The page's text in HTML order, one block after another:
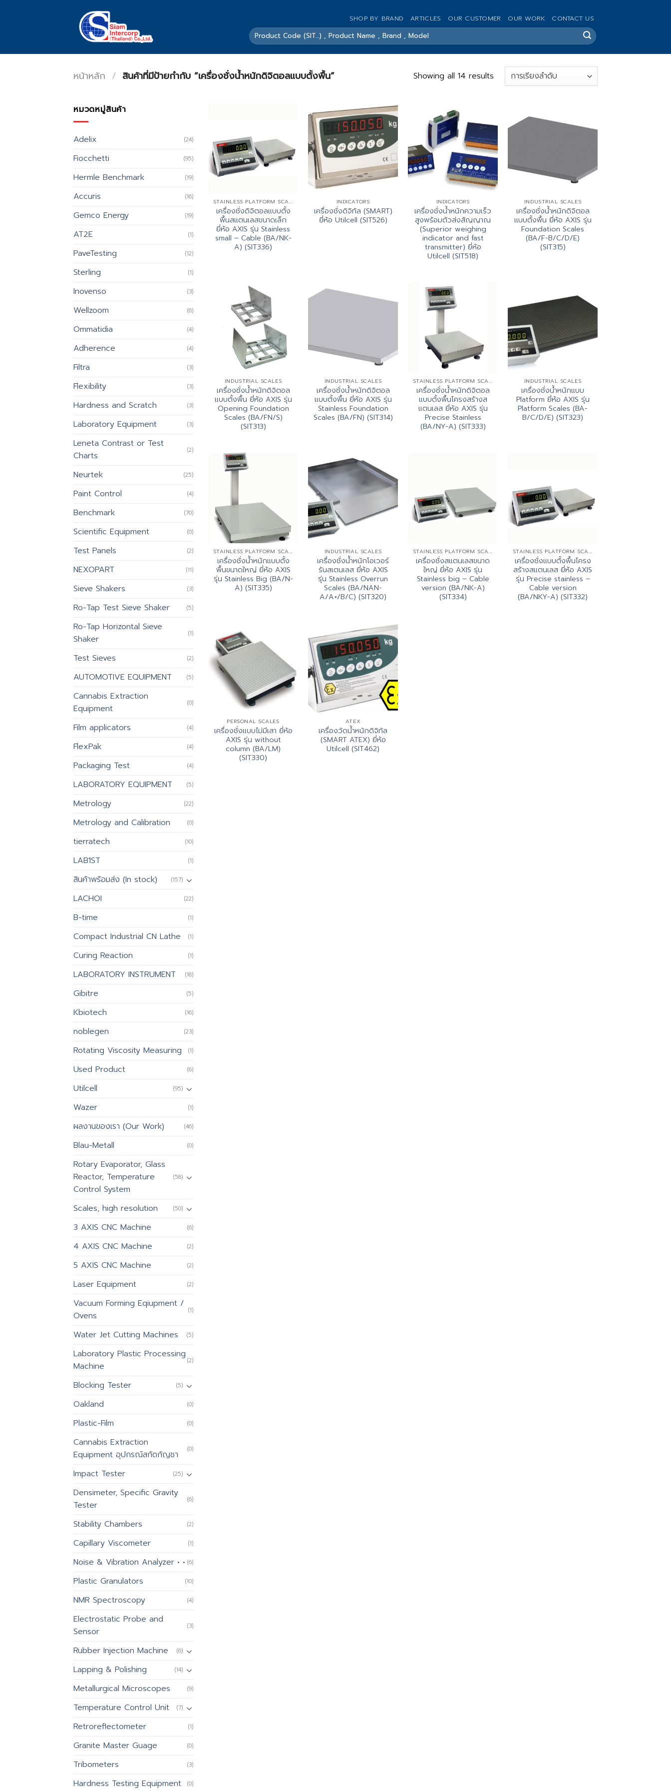
SHOP BY BRAND ARTICLES OUR CUSTOMER OUR WORK CONTACT US
ค้นหา:
หน้าหลัก / สินค้าที่มีป้ายกำกับ “เครื่องชั่งน้ำหนักดิจิตอลแบบตั้งพื้น” Showing all 14 results
หมวดหมู่สินค้า
Adelix (24)
Fiocchetti (95)
Hermle Benchmark (19)
Accuris (16)
Gemco Energy (19)
AT2E (1)
PaveTesting (12)
Sterling (1)
Inovenso (3)
Wellzoom (6)
Ommatidia (4)
Adherence (4)
Filtra (3)
Flexibility (3)
Hardness and Scratch (3)
Laboratory Equipment (3)
Leneta Contrast or Test
Charts
(2)
Neurtek (25)
Paint Control (4)
Benchmark (70)
Scientific Equipment (0)
Test Panels (2)
NEXOPART (11)
Sieve Shakers (3)
Ro-Tap Test Sieve Shaker (5)
Ro-Tap Horizontal Sieve
Shaker
(1)
Test Sieves (2)
AUTOMOTIVE EQUIPMENT (5)
Cannabis Extraction
Equipment
(0)
Film applicators (4)
FlexPak (4)
Packaging Test (4)
LABORATORY EQUIPMENT (5)
Metrology (22)
Metrology and Calibration (0)
tierratech (10)
LAB1ST (1)
สินค้าพร้อมส่ง (In stock) (157)
LACHOI (22)
B-time (1)
Compact Industrial CN Lathe (1)
Curing Reaction (1)
LABORATORY INSTRUMENT (18)
Gibitre (5)
Kbiotech (16)
noblegen (23)
Rotating Viscosity Measuring (1)
Used Product (6)
Utilcell (95)
Wazer (1)
ผลงานของเรา (Our Work) (46)
Blau-Metall (0)
Rotary Evaporator, Glass
Reactor, Temperature
Control System
(58)
Scales, high resolution (50)
3 AXIS CNC Machine (6)
4 AXIS CNC Machine (2)
5 AXIS CNC Machine (2)
Laser Equipment (2)
Vacuum Forming Eqiupment /
Ovens
(1)
Water Jet Cutting Machines (5)
Laboratory Plastic Processing
Machine
(2)
Blocking Tester (5)
Oakland (0)
Plastic-Film (0)
Cannabis Extraction
Equipment อุปกรณ์สกัดกัญชา
(0)
Impact Tester (25)
Densimeter, Specific Gravity
Tester
(6)
Stability Chambers (2)
Capillary Viscometer (1)
Noise & Vibration Analyzer • • (6)
Plastic Granulators (10)
NMR Spectroscopy (4)
Electrostatic Probe and
Sensor
(3)
Rubber Injection Machine (6)
Lapping & Polishing (14)
Metallurgical Microscopes (9)
Temperature Control Unit (7)
Retroreflectometer (1)
Granite Master Guage (0)
Tribometers (3)
Hardness Testing Equipment (0)
STAINLESS PLATFORM SCALES
เครื่องชั่งดิจิตอลแบบตั้ง
พื้นสแตนเลสขนาดเล็ก
ยี่ห้อ AXIS รุ่น Stainless
small – Cable (BA/NK-
A) (SIT336)
INDICATORS
เครื่องชั่งดิจิทัล (SMART)
ยี่ห้อ Utilcell (SIT526)
INDICATORS
เครื่องชั่งน้ำหนักความเร็ว
สูงพร้อมตัวส่งสัญญาณ
(Superior weighing
indicator and fast
transmitter) ยี่ห้อ
Utilcell (SIT518)
INDUSTRIAL SCALES
เครื่องชั่งน้ำหนักดิจิตอล
แบบตั้งพื้น ยี่ห้อ AXIS รุ่น
Foundation Scales
(BA/F-B/C/D/E)
(SIT315)
INDUSTRIAL SCALES
เครื่องชั่งน้ำหนักดิจิตอล
แบบตั้งพื้น ยี่ห้อ AXIS รุ่น
Opening Foundation
Scales (BA/FN/S)
(SIT313)
INDUSTRIAL SCALES
เครื่องชั่งน้ำหนักดิจิตอล
แบบตั้งพื้น ยี่ห้อ AXIS รุ่น
Stainless Foundation
Scales (BA/FN) (SIT314)
STAINLESS PLATFORM SCALES
เครื่องชั่งน้ำหนักดิจิตอล
แบบตั้งพื้นโครงสร้างส
แตนเลส ยี่ห้อ AXIS รุ่น
Precise Stainless
(BA/NY-A) (SIT333)
INDUSTRIAL SCALES
เครื่องชั่งน้ำหนักแบบ
Platform ยี่ห้อ AXIS รุ่น
Platform Scales (BA-
B/C/D/E) (SIT323)
STAINLESS PLATFORM SCALES
เครื่องชั่งน้ำหนักแบบตั้ง
พื้นขนาดใหญ่ ยี่ห้อ AXIS
รุ่น Stainless Big (BA/N-
A) (SIT335)
INDUSTRIAL SCALES
เครื่องชั่งน้ำหนักโอเวอร์
รันสเตนเลส ยี่ห้อ AXIS
รุ่น Stainless Overrun
Scales (BA/NAN-
A/A+/B/C) (SIT320)
STAINLESS PLATFORM SCALES
เครื่องชั่งสแตนเลสขนาด
ใหญ่ ยี่ห้อ AXIS รุ่น
Stainless big – Cable
version (BA/NK-A)
(SIT334)
STAINLESS PLATFORM SCALES
เครื่องชั่งแบบตั้งพื้นโครง
สร้างสแตนเลส ยี่ห้อ AXIS
รุ่น Precise stainless –
Cable version
(BA/NKY-A) (SIT332)
PERSONAL SCALES
เครื่องชั่งแบบไม่มีเสา ยี่ห้อ
AXIS รุ่น without
column (BA/LM)
(SIT330)
ATEX
เครื่องวัดน้ำหนักดิจิทัล
(SMART ATEX) ยี่ห้อ
Utilcell (SIT462)